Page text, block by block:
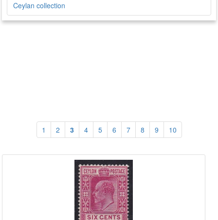
Ceylan collection
1 2 3 4 5 6 7 8 9 10